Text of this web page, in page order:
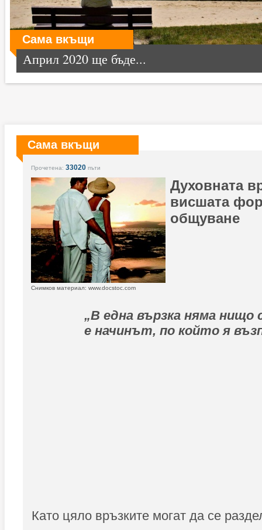
Сама вкъщи
Април 2020 ще бъде...
Сама вкъщи
Прочетена: 33020 пъти
Духовната
висшата
общуване
Снимков материал: www.docstoc.com
„В една вързка няма нищо
е начинът, по който я въз
Като цяло връзките могат да се